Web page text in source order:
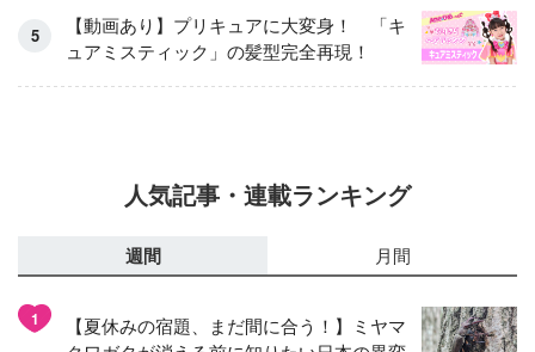
【動画あり】プリキュアに大変身！ 「キ
ュアミスティック」の髪型完全再現！
人気記事・連載ランキング
週間 月間
1
【夏休みの宿題、まだ間に合う！】ミヤマ